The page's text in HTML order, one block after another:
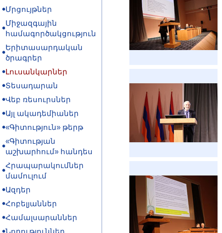
Մրցույթներ
Միջազգային
համագործակցություն
Երիտասարդական
ծրագրեր
Լուսանկարներ
Տեսադարան
Վեբ ռեսուրսներ
Այլ ակադեմիաներ
«Գիտություն» թերթ
«Գիտության
աշխարհում» հանդես
Հրապարակումներ
մամուլում
Ազդեր
Հոբելյաններ
Համալսարաններ
Նորություններ